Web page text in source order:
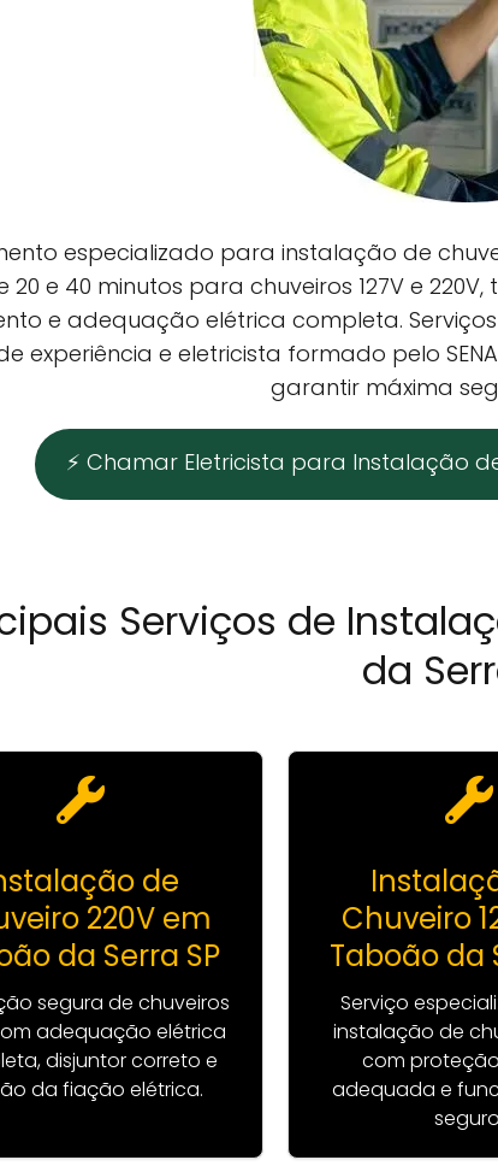
especializado para instalação de
20 e 40 minutos para chuveiros 127V e
e adequação elétrica completa.
experiência e eletricista formado pelo
garantir máxima
⚡ Chamar Eletricista para Instalação
Serviços de
da
de
220V em
da Serra SP
segura de chuveiros
adequação elétrica
disjuntor correto e
da fiação elétrica.
Chuveiro
Taboão da
Serviço
instalação de
com
adequada e